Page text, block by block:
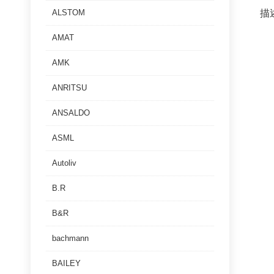
描
ALSTOM
AMAT
AMK
ANRITSU
ANSALDO
ASML
Autoliv
B.R
B&R
bachmann
BAILEY